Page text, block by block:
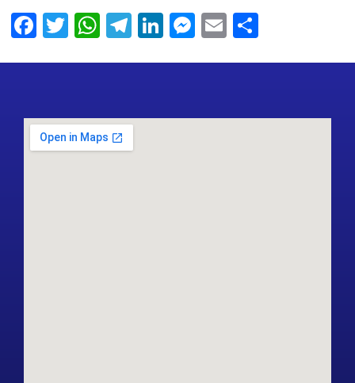
Facebook
Twitter
WhatsApp
Telegram
LinkedIn
Messenger
Email